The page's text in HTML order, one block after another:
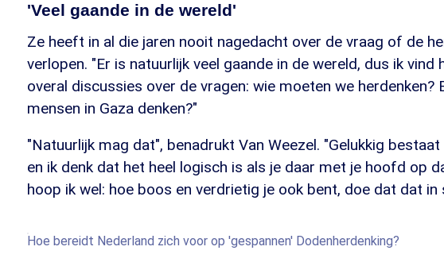
'Veel gaande in de wereld'
Ze heeft in al die jaren nooit nagedacht over de vraag of de
verlopen. "Er is natuurlijk veel gaande in de wereld, dus ik
overal discussies over de vragen: wie moeten we herdenken?
mensen in Gaza denken?"
"Natuurlijk mag dat", benadrukt Van Weezel. "Gelukkig
en ik denk dat het heel logisch is als je daar met je hoofd op
hoop ik wel: hoe boos en verdrietig je ook bent, doe dat dat in
Hoe bereidt Nederland zich voor op 'gespannen' Dodenherdenking?